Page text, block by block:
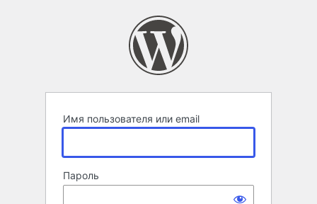
Имя пользователя или email
Пароль